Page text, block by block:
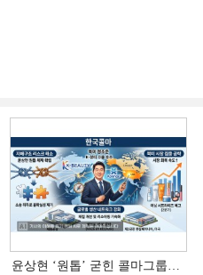
윤상현 ‘원톱ʼ 굳힌 콜마그룹…